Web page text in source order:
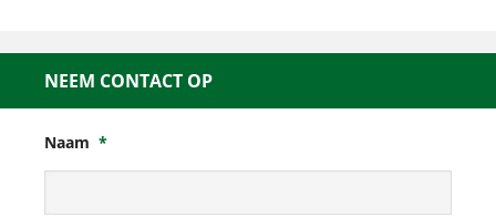
NEEM CONTACT OP
Naam *